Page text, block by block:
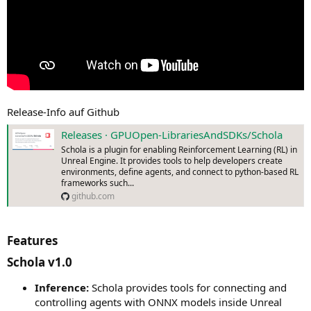
Release-Info auf Github
Releases · GPUOpen-LibrariesAndSDKs/Schola
Schola is a plugin for enabling Reinforcement Learning (RL) in
Unreal Engine. It provides tools to help developers create
environments, define agents, and connect to python-based RL
frameworks such...
github.com
Features​
Schola v1.0​
Inference: Schola provides tools for connecting and
controlling agents with ONNX models inside Unreal